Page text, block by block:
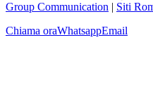
Group Communication | Siti
Chiama oraWhatsappEmail